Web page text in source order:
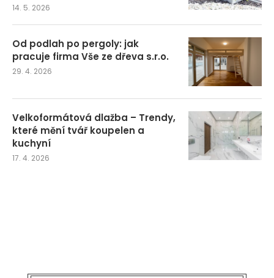
14. 5. 2026
Od podlah po pergoly: jak
pracuje firma Vše ze dřeva s.r.o.
29. 4. 2026
Velkoformátová dlažba – Trendy,
které mění tvář koupelen a
kuchyní
17. 4. 2026